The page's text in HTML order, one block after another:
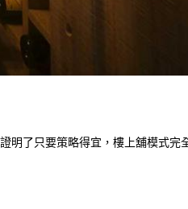
明了只要策略得宜，樓上舖模式完